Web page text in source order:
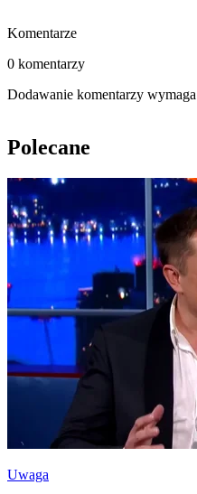
Komentarze
0 komentarzy
Dodawanie komentarzy
Polecane
Uwaga